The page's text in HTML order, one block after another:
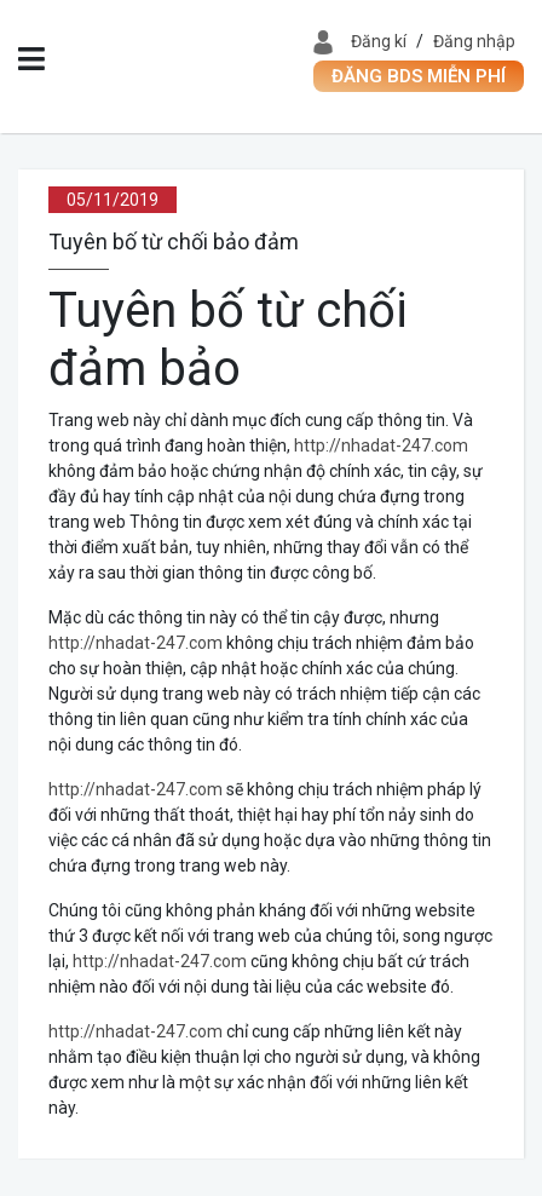
Trang
chủ
Giới
thiệu
tức
Tuyển
dụng
Phong
Thủy
Hướng
Nhà
Hợp
Tuổi
Hướng
Đăng kí / Đăng nhập
ĐĂNG BDS MIỄN PHÍ
05/11/2019
Tuyên bố từ chối bảo đảm
Tuyên bố từ chối
đảm bảo
Trang web này chỉ dành mục đích cung cấp thông tin. Và
trong quá trình đang hoàn thiện, http://nhadat-247.com
không đảm bảo hoặc chứng nhận độ chính xác, tin cậy, sự
đầy đủ hay tính cập nhật của nội dung chứa đựng trong
trang web Thông tin được xem xét đúng và chính xác tại
thời điểm xuất bản, tuy nhiên, những thay đổi vẫn có thể
xảy ra sau thời gian thông tin được công bố.
Mặc dù các thông tin này có thể tin cậy được, nhưng
http://nhadat-247.com không chịu trách nhiệm đảm bảo
cho sự hoàn thiện, cập nhật hoặc chính xác của chúng.
Người sử dụng trang web này có trách nhiệm tiếp cận các
thông tin liên quan cũng như kiểm tra tính chính xác của
nội dung các thông tin đó.
http://nhadat-247.com sẽ không chịu trách nhiệm pháp lý
đối với những thất thoát, thiệt hại hay phí tổn nảy sinh do
việc các cá nhân đã sử dụng hoặc dựa vào những thông tin
chứa đựng trong trang web này.
Chúng tôi cũng không phản kháng đối với những website
thứ 3 được kết nối với trang web của chúng tôi, song ngược
lại, http://nhadat-247.com cũng không chịu bất cứ trách
nhiệm nào đối với nội dung tài liệu của các website đó.
http://nhadat-247.com chỉ cung cấp những liên kết này
nhằm tạo điều kiện thuận lợi cho người sử dụng, và không
được xem như là một sự xác nhận đối với những liên kết
này.